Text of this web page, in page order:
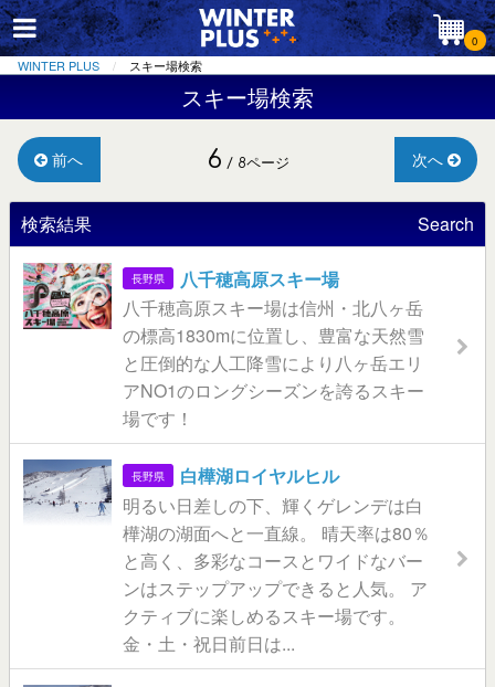
0
WINTER PLUS スキー場検索
スキー場検索
前へ 6 / 8ページ 次へ
検索結果 Search
長野県
八千穂高原スキー場
八千穂高原スキー場は信州・北八ヶ岳
の標高1830mに位置し、豊富な天然雪
と圧倒的な人工降雪により八ヶ岳エリ
アNO1のロングシーズンを誇るスキー
場です！
長野県
白樺湖ロイヤルヒル
明るい日差しの下、輝くゲレンデは白
樺湖の湖面へと一直線。 晴天率は80％
と高く、多彩なコースとワイドなバー
ンはステップアップできると人気。 ア
クティブに楽しめるスキー場です。
金・土・祝日前日は...